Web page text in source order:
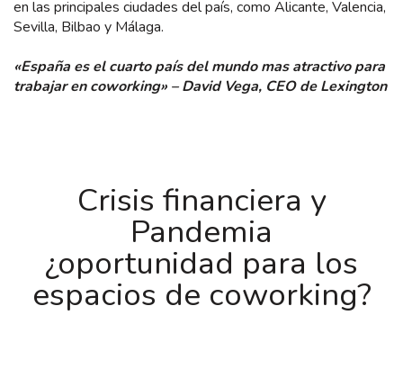
en las principales ciudades del país, como Alicante, Valencia,
Sevilla, Bilbao y Málaga.
«España es el cuarto país del mundo mas atractivo para
trabajar en coworking» – David Vega, CEO de Lexington
Crisis financiera y
Pandemia
¿oportunidad para los
espacios de coworking?